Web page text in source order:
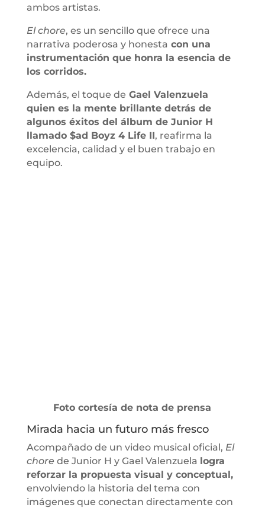
ambos artistas.
El chore, es un sencillo que ofrece una
narrativa poderosa y honesta con una
instrumentación que honra la esencia de
los corridos.
Además, el toque de Gael Valenzuela
quien es la mente brillante detrás de
algunos éxitos del álbum de Junior H
llamado $ad Boyz 4 Life II, reafirma la
excelencia, calidad y el buen trabajo en
equipo.
Foto cortesía de nota de prensa
Mirada hacia un futuro más fresco
Acompañado de un video musical oficial, El
chorede Junior H y Gael Valenzuela logra
reforzar la propuesta visual y conceptual,
envolviendo la historia del tema con
imágenes que conectan directamente con